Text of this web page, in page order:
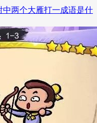
两个大雁打一成语是什